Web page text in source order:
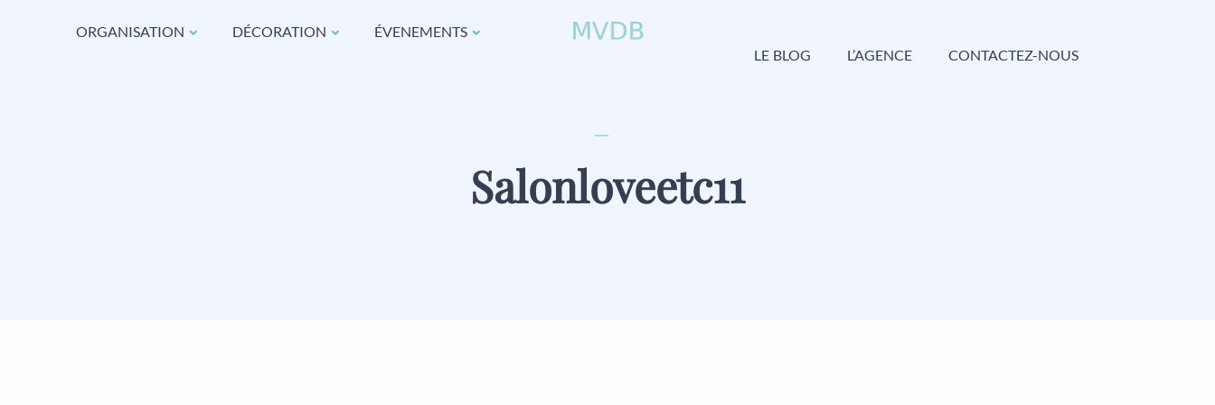
ORGANISATION DÉCORATION
ÉVENEMENTS
LE BLOG
L’AGENCE CONTACTEZ-NOUS
Salonloveetc11